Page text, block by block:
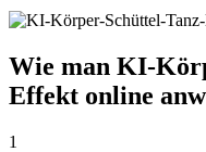
Wie man KI-
Effekt online
1